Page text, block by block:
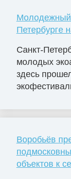
Молодежный
Петербурге
Санкт-
молодых
здесь
Воробьёв
объектов к